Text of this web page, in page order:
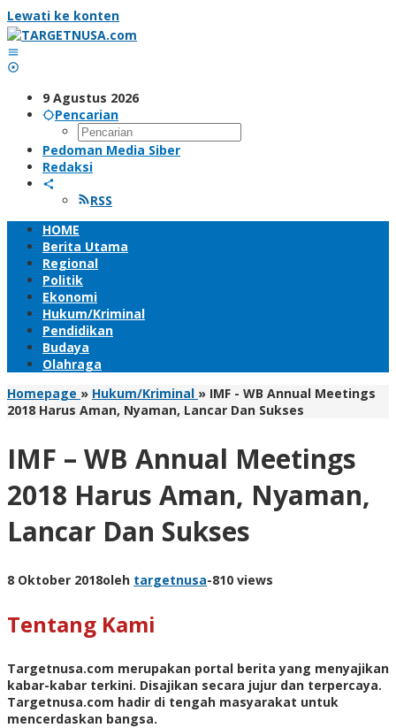
Lewati ke konten
9 Agustus 2026
Pencarian
Pedoman Media Siber
Redaksi
RSS
HOME
Berita Utama
Regional
Politik
Ekonomi
Hukum/Kriminal
Pendidikan
Budaya
Olahraga
Homepage » Hukum/Kriminal » IMF - WB Annual Meetings
2018 Harus Aman, Nyaman, Lancar Dan Sukses
IMF – WB Annual Meetings
2018 Harus Aman, Nyaman,
Lancar Dan Sukses
8 Oktober 2018oleh targetnusa-810 views
Tentang Kami
Targetnusa.com merupakan portal berita yang menyajikan
kabar-kabar terkini. Disajikan secara jujur dan terpercaya.
Targetnusa.com hadir di tengah masyarakat untuk
mencerdaskan bangsa.